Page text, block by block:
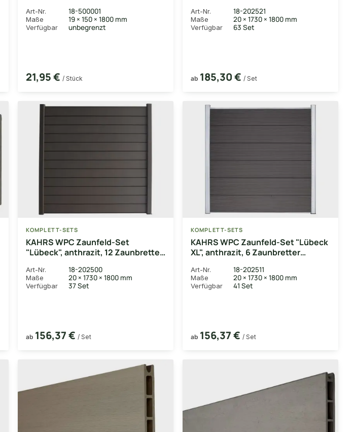
Art-Nr. 18-500001
Maße 19 × 150 × 1800 mm
Verfügbar unbegrenzt
21,95 € / Stück
Endleiste in silber +
Fixierungsstange (exkl. Pfosten),
180x180 cm
Art-Nr. 18-202521
Maße 20 × 1730 × 1800 mm
Verfügbar 63 Set
ab 185,30 € / Set
KOMPLETT-SETS
KAHRS WPC Zaunfeld-Set
"Lübeck", anthrazit, 12 Zaunbretter
Endleiste in anthrazitbraun +
Fixierungsstange (exkl. Pfosten),
180x180 cm
Art-Nr. 18-202500
Maße 20 × 1730 × 1800 mm
Verfügbar 37 Set
ab 156,37 € / Set
KOMPLETT-SETS
KAHRS WPC Zaunfeld-Set "Lübeck
XL", anthrazit, 6 Zaunbretter
Endleiste in silber +
Fixierungsstange (exkl. Pfosten),
180x180 cm
Art-Nr. 18-202511
Maße 20 × 1730 × 1800 mm
Verfügbar 41 Set
ab 156,37 € / Set